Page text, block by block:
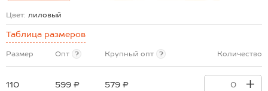
Цвет: лиловый
Таблица размеров
Размер Опт ? Крупный опт ? Количество
110 599 ₽ 579 ₽